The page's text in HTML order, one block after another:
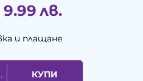
9.99 лв.
и плащане
КУПИ